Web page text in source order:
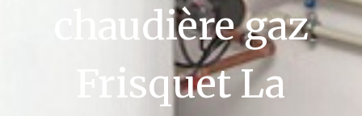
chaudière gaz
Frisquet La